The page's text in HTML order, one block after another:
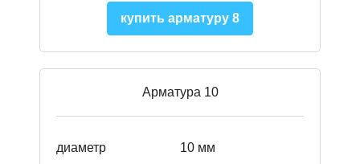
купить арматуру 8
Арматура 10
диаметр 10 мм